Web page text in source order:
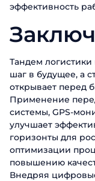
эффективность
Тандем
шаг в будущее, а
открывает перед
Применение
системы, GPS-
улучшает
горизонты для
оптимизации
повышению
Внедряя